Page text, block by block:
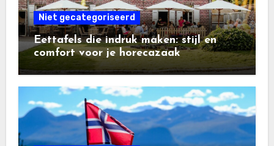
Niet gecategoriseerd
Eettafels die indruk maken: stijl en
comfort voor je horecazaak